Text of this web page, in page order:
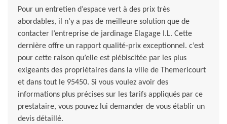
Pour un entretien d’espace vert à des prix très
abordables, il n’y a pas de meilleure solution que de
contacter l’entreprise de jardinage Elagage I.L. Cette
dernière offre un rapport qualité-prix exceptionnel. c’est
pour cette raison qu’elle est plébiscitée par les plus
exigeants des propriétaires dans la ville de Themericourt
et dans tout le 95450. Si vous voulez avoir des
informations plus précises sur les tarifs appliqués par ce
prestataire, vous pouvez lui demander de vous établir un
devis détaillé.